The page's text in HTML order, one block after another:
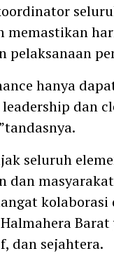
memastikan
pelaksanaan
hanya
dan
seluruh
dan
kolaborasi
Barat
dan sejahtera.